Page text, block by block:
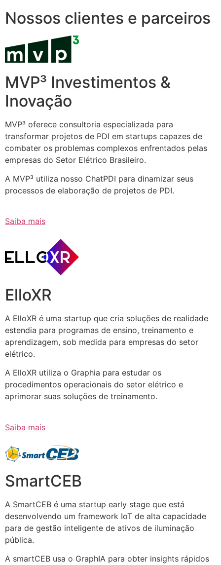
Nossos clientes e parceiros
MVP³ Investimentos &
Inovação
MVP³ oferece consultoria especializada para
transformar projetos de PDI em startups capazes de
combater os problemas complexos enfrentados pelas
empresas do Setor Elétrico Brasileiro.
A MVP³ utiliza nosso ChatPDI para dinamizar seus
processos de elaboração de projetos de PDI.
Saiba mais
ElloXR
A ElloXR é uma startup que cria soluções de realidade
estendia para programas de ensino, treinamento e
aprendizagem, sob medida para empresas do setor
elétrico.
A ElloXR utiliza o Graphia para estudar os
procedimentos operacionais do setor elétrico e
aprimorar suas soluções de treinamento.
Saiba mais
SmartCEB
A SmartCEB é uma startup early stage que está
desenvolvendo um framework IoT de alta capacidade
para de gestão inteligente de ativos de iluminação
pública.
A smartCEB usa o GraphIA para obter insights rápidos